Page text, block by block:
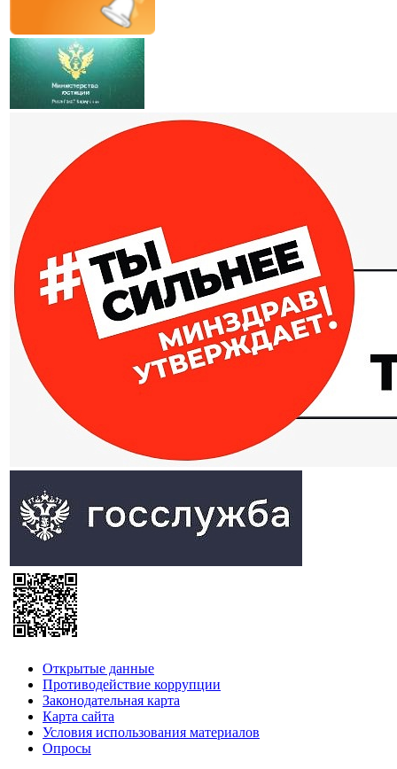
Открытые данные
Противодействие коррупции
Законодательная карта
Карта сайта
Условия использования материалов
Опросы